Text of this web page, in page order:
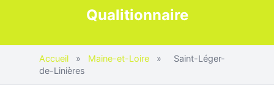
Qualitionnaire
Accueil » Maine-et-Loire »
Saint-Léger-
de-Linières